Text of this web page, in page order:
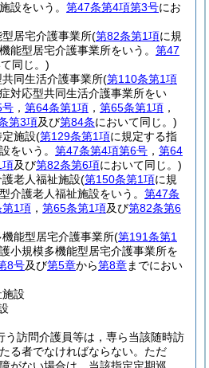
設をいう。 第47条第4項第3号にお
居宅介護事業所(第82条第1項に規
能型居宅介護事業所をいう。 第47
同じ。)
同生活介護事業所(第110条第1項
対応型共同生活介護事業所をい
号 ， 第64条第1項 ， 第65条第1項 ，
第3項及び第84条において同じ。)
施設(第129条第1項に規定する指
をいう。 第47条第4項第6号 ， 第64
項及び第82条第6項において同じ。)
老人福祉施設(第150条第1項に規
介護老人福祉施設をいう。 第47条
1項 ， 第65条第1項及び第82条第6
能型居宅介護事業所(第191条第1
小規模多機能型居宅介護事業所を
8号及び第5章から第8章までにおい
設
う訪問介護員等は，専ら当該随時訪
る者でなければならない。 ただ